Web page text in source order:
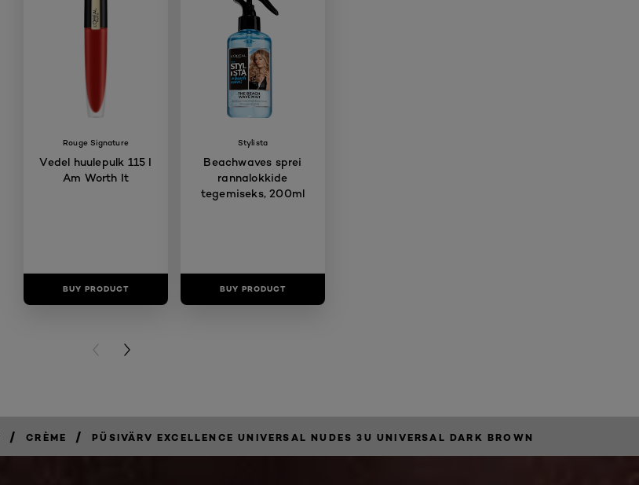
Rouge Signature
Vedel huulepulk 115 I
Am Worth It
BUY PRODUCT
Stylista
Beachwaves sprei
rannalokkide
tegemiseks, 200ml
BUY PRODUCT
PREVIOUS CARD
NEXT CARD
/ CRÈME / PÜSIVÄRV EXCELLENCE UNIVERSAL NUDES 3U UNIVERSAL DARK BROWN